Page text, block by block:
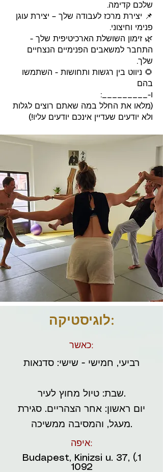
שלכם קדימה.
📌 יצירת מרכז לעבודה שלך – יצירת עוגן
פנימי וחיצוני.
🌿 זימון השושלת הארכיטיפית שלך -
התחבר למשאבים הפנימיים הנצחיים
שלך.
🌻 ניווט בין רגשות ותחושות - השתמשו
בהם
ו-_________:
(מלאו את החלל במה שאתם רוצים לגלות
ולא יודעים שעדיין אינכם יודעים עליו!)
לוגיסטיקה:
כאשר:
רביעי, חמישי - שישי: סדנאות
שבת: טיול מחוץ לעיר.
יום ראשון: אחר הצהריים. סגירת
מעגל, והמסיבה ממשיכה.
איפה:
1.) Budapest, Kinizsi u. 37,
1092